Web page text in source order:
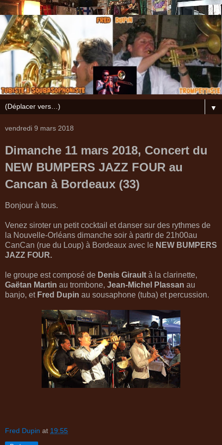
▼
vendredi 9 mars 2018
Dimanche 11 mars 2018, Concert du
NEW BUMPERS JAZZ FOUR au
Cancan à Bordeaux (33)
Bonjour à tous.
Venez siroter un petit cocktail et danser sur des rythmes de
la Nouvelle-Orléans dimanche soir à partir de 21h00au
CanCan (rue du Loup) à Bordeaux avec le NEW BUMPERS
JAZZ FOUR.
le groupe est composé de Denis Girault à la clarinette,
Gaëtan Martin au trombone, Jean-Michel Plassan au
banjo, et Fred Dupin au sousaphone (tuba) et percussion.
Fred Dupin at 19:55